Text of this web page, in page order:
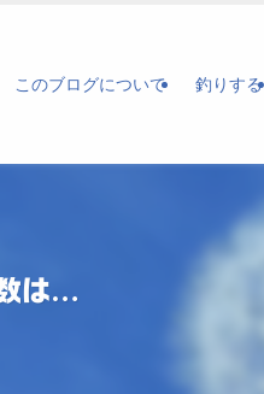
このブログについて 釣りする
は…